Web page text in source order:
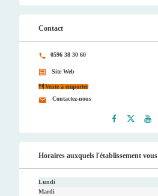
Contact
0596 38 30 60
Site Web
Vente à emporter
Contactez-nous
ook
er
be
Horaires auxquels l'établissement
Lundi
Mardi